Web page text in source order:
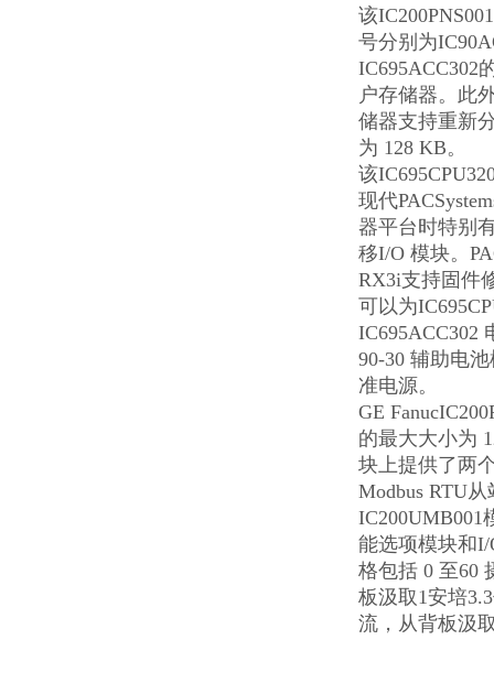
该IC200PNS001
号分别为
IC695ACC302
户存储器。此
储器支持重新
为 128 KB。
该
现代
器平台时特别
移I/O 模块。
RX3i支持固件
可以为
IC695ACC302
90-30 辅助电
准电源。
GE
的最大大小为
块上提供了两
Modbus RTU
IC200UMB001
能选项模块和
格包括 0 至60
板汲取1安培
流，从背板汲